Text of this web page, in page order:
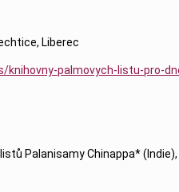
Liberec
palmovych-listu-pro-
Palanisamy Chinappa*